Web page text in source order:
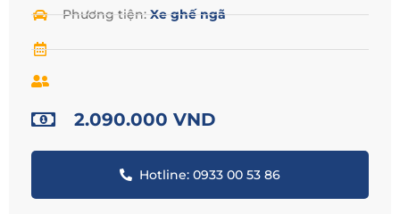
Phương tiện:Xe ghế ngã
2.090.000 VND
Hotline: 0933 00 53 86